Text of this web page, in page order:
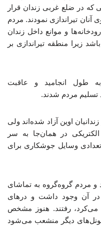
در ضلع غربی زندان قرار
تیراندازی نمودند. مردم
و موانع داخل زندان
زیرا منطقه تیراندازی بر
طول انجامید و عاقبت
تسلیم مردم شدند.
اوین آزاد شده‌اند ولی
در همان‌جا به سر
وسایل جوشکاری برای
و مردم گروه‌گروه به تماشای
در آن وجود داشت و درهای
می‌کرد، رفتند. هنوز مشخص
دیگر منشعب می‌شود